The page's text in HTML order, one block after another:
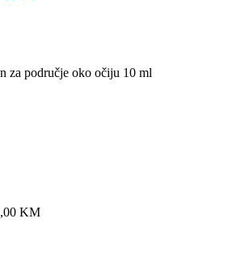
za područje oko očiju 10 ml
KM